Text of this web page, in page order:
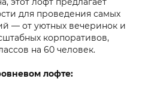
для проведения самых
— от уютных вечеринок и
корпоративов,
на 60 человек.
лофте: